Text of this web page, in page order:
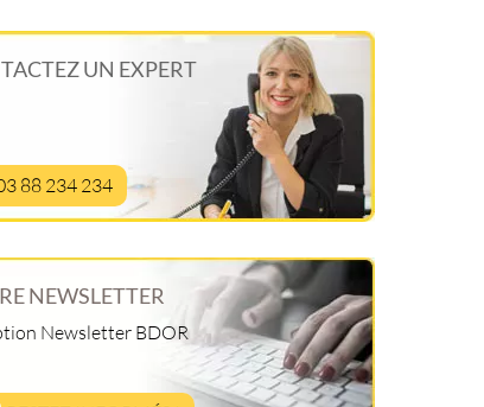
UN EXPERT
88 234 234
NEWSLETTER
Newsletter BDOR